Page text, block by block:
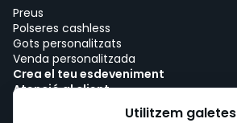
Preus
Polseres cashless
Gots personalitzats
Venda personalitzada
Crea el teu esdeveniment
Atenció al client
Treballa amb woutick!Utilitzem galetes